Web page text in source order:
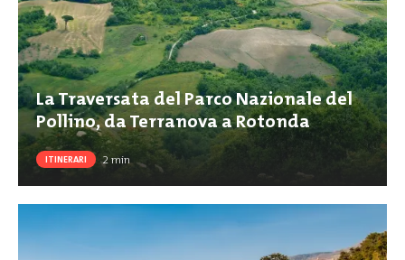
La Traversata del Parco Nazionale del
Pollino, da Terranova a Rotonda
ITINERARI 2min